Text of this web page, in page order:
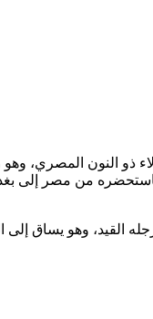
النون المصري، وهو
من مصر
القيد، وهو يساق